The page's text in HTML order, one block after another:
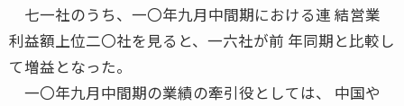
七一社のうち、一〇年九月中間期における連 結営業
利益額上位二〇社を見ると、一六社が前 年同期と比較し
て増益となった。
一〇年九月中間期の業績の牽引役としては、 中国や